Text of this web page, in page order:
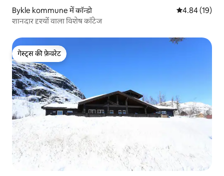
Bykle kommune में कॉन्डो औसत रेटिंग 5 में
4.84 (19)
शानदार दृश्यों वाला विशेष कॉटेज
गेस्ट्स की फ़ेवरेट
गेस्ट्स की फ़ेवरेट